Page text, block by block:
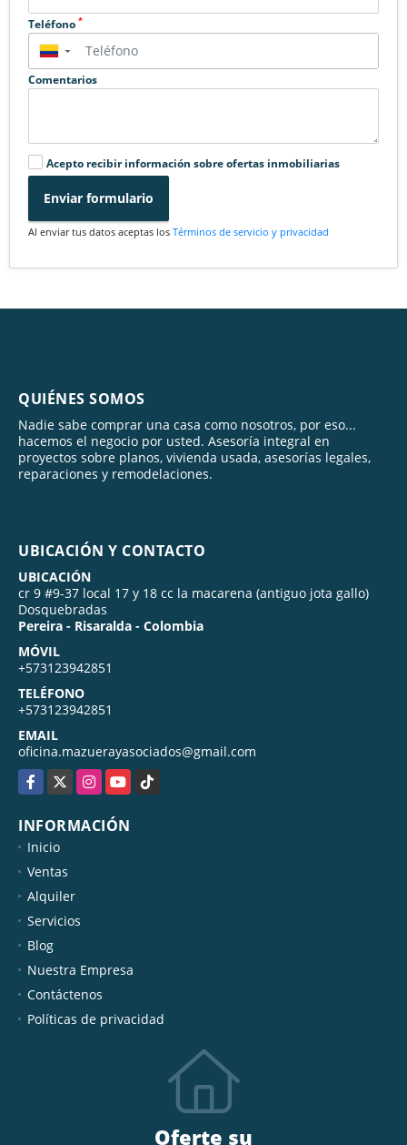
Teléfono *
▼
Comentarios
Acepto recibir información sobre ofertas inmobiliarias
Enviar formulario
Al enviar tus datos aceptas los Términos de servicio y privacidad
QUIÉNES SOMOS
Nadie sabe comprar una casa como nosotros, por eso...
hacemos el negocio por usted. Asesoría integral en
proyectos sobre planos, vivienda usada, asesorías legales,
reparaciones y remodelaciones.
UBICACIÓN Y CONTACTO
UBICACIÓN
cr 9 #9-37 local 17 y 18 cc la macarena (antiguo jota gallo)
Dosquebradas
Pereira - Risaralda - Colombia
MÓVIL
+573123942851
TELÉFONO
+573123942851
EMAIL
oficina.mazuerayasociados@gmail.com
Facebook
X InstagramYouTubeTikTok
INFORMACIÓN
Inicio
Ventas
Alquiler
Servicios
Blog
Nuestra Empresa
Contáctenos
Políticas de privacidad
Oferte su